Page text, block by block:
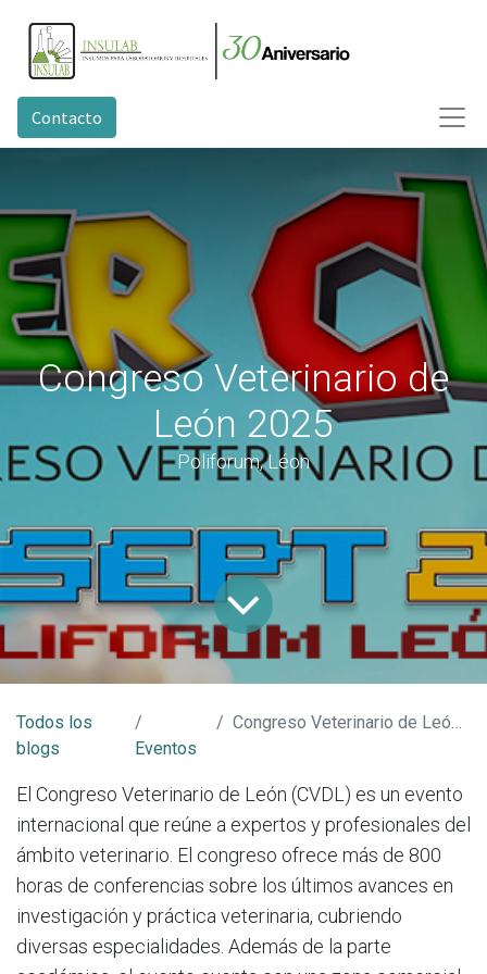
Contacto
Congreso Veterinario de
León 2025
Poliforum, Léon
Todos los
blogs
Eventos
Congreso Veterinario de León 2025
El Congreso Veterinario de León (CVDL) es un evento
internacional que reúne a expertos y profesionales del
ámbito veterinario. El congreso ofrece más de 800
horas de conferencias sobre los últimos avances en
investigación y práctica veterinaria, cubriendo
diversas especialidades. Además de la parte